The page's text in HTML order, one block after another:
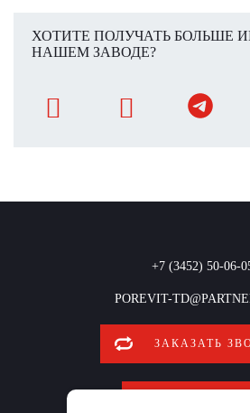
ХОТИТЕ ПОЛУЧАТЬ БОЛЬШЕ
НАШЕМ ЗАВОДЕ?
+7 (3452) 50-06-
POREVIT-
ЗАКАЗАТЬ